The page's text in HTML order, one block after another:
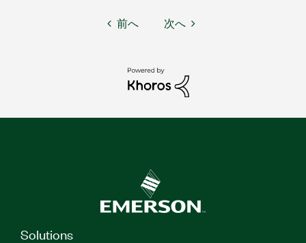
前へ 次へ
Solutions